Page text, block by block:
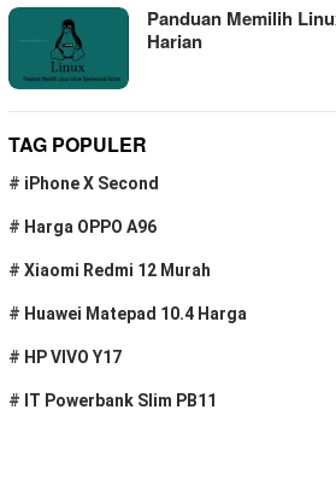
Panduan Memilih
Harian
TAG POPULER
# iPhone X Second
# Harga OPPO A96
# Xiaomi Redmi 12 Murah
# Huawei Matepad 10.4 Harga
# HP VIVO Y17
# IT Powerbank Slim PB11